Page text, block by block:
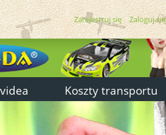
Zarejestruj się Zaloguj się
Koszty transportu